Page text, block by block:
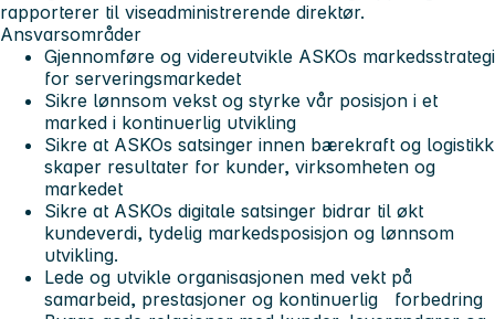
rapporterer til viseadministrerende direktør.
Ansvarsområder
Gjennomføre og videreutvikle ASKOs markedsstrategi
for serveringsmarkedet
Sikre lønnsom vekst og styrke vår posisjon i et
marked i kontinuerlig utvikling
Sikre at ASKOs satsinger innen bærekraft og logistikk
skaper resultater for kunder, virksomheten og
markedet
Sikre at ASKOs digitale satsinger bidrar til økt
kundeverdi, tydelig markedsposisjon og lønnsom
utvikling.
Lede og utvikle organisasjonen med vekt på
samarbeid, prestasjoner og kontinuerlig forbedring